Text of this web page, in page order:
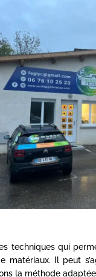
techniques qui
matériaux. Il peut
la méthode